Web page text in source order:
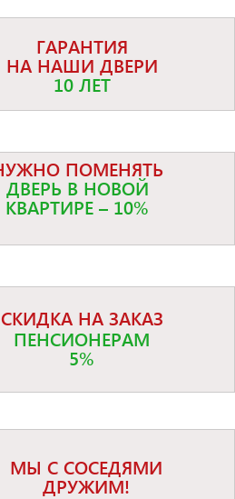
ГАРАНТИЯ
НА НАШИ ДВЕРИ
10 ЛЕТ
ПОМЕНЯТЬ
ДВЕРЬ В НОВОЙ
КВАРТИРЕ – 10%
СКИДКА НА ЗАКАЗ
ПЕНСИОНЕРАМ
5%
МЫ С СОСЕДЯМИ
ДРУЖИМ!